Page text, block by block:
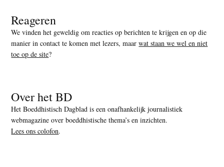
Reageren
We vinden het geweldig om reacties op berichten te krijgen en op die
manier in contact te komen met lezers, maarwat staan we wel en niet
toe op de site?
Over het BD
Het Boeddhistisch Dagblad is een onafhankelijk journalistiek
webmagazine over boeddhistische thema’s en inzichten.
Lees ons colofon.